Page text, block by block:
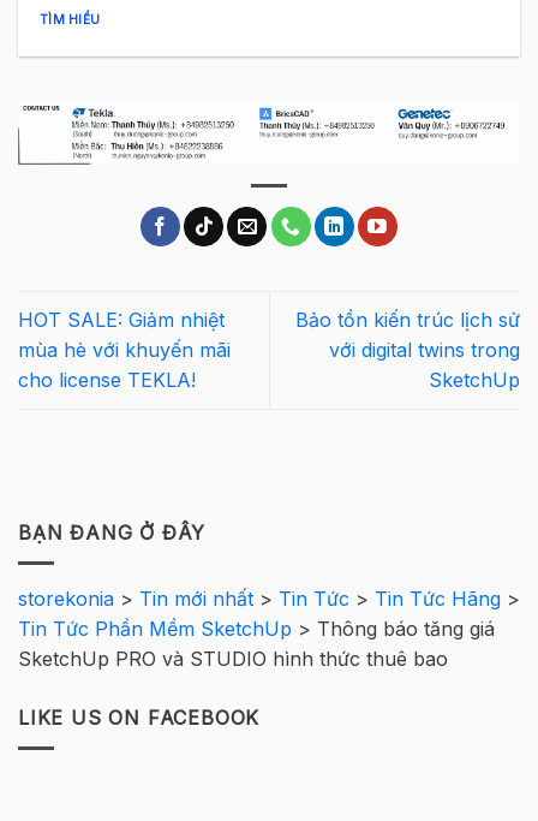
TÌM HIỂU
HOT SALE: Giảm nhiệt
mùa hè với khuyến mãi
cho license TEKLA!
Bảo tồn kiến trúc lịch sử
với digital twins trong
SketchUp
BẠN ĐANG Ở ĐÂY
storekonia > Tin mới nhất > Tin Tức > Tin Tức Hãng >
Tin Tức Phần Mềm SketchUp > Thông báo tăng giá
SketchUp PRO và STUDIO hình thức thuê bao
LIKE US ON FACEBOOK